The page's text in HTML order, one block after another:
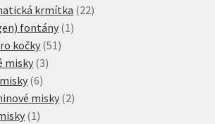
produktů
krmítka 2222
fontány 1 1
kočky 51 51
misky 33
66
produktů
misky 22
1 1